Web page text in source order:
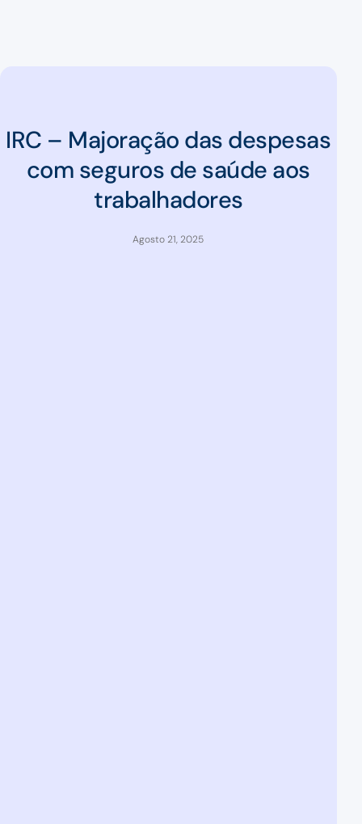
IRC – Majoração das despesas
com seguros de saúde aos
trabalhadores
Agosto 21, 2025